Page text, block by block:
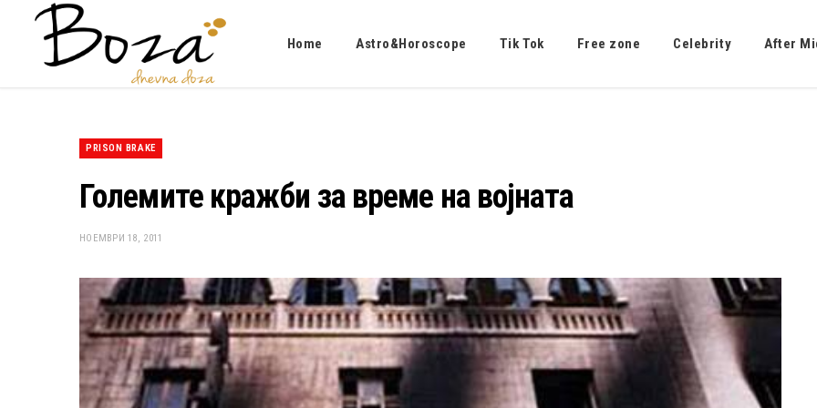
Home Astro&Horoscope Tik Tok Free zone Celebrity After
PRISON BRAKE
Големите кражби за време на војната
НОЕМВРИ 18, 2011